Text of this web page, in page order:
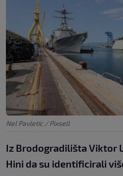
Nel Pavletic / Pixsell
Iz Brodogradilišta Viktor
Hini da su identificirali